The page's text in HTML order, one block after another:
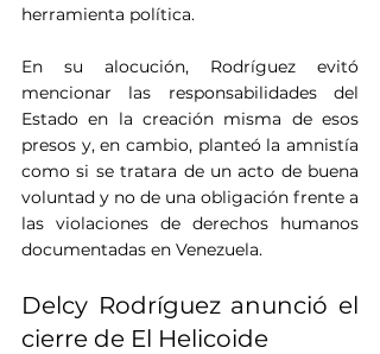
herramienta política.
En su alocución, Rodríguez evitó
mencionar las responsabilidades del
Estado en la creación misma de esos
presos y, en cambio, planteó la amnistía
como si se tratara de un acto de buena
voluntad y no de una obligación frente a
las violaciones de derechos humanos
documentadas en Venezuela.
Delcy Rodríguez anunció el
cierre de El Helicoide